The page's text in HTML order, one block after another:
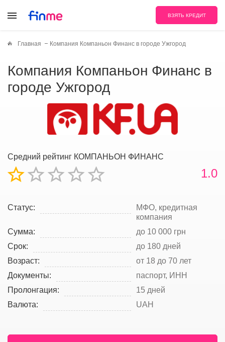
ВЗЯТЬ КРЕДИТ
Главная Компания Компаньон Финанс в городе Ужгород
Компания Компаньон Финанс в
городе Ужгород
Средний рейтинг КОМПАНЬОН ФИНАНС
1.0
Статус:
МФО, кредитная
компания
Сумма:
до 10 000 грн
Срок:
до 180 дней
Возраст:
от 18 до 70 лет
Документы:
паспорт, ИНН
Пролонгация:
15 дней
Валюта:
UAH